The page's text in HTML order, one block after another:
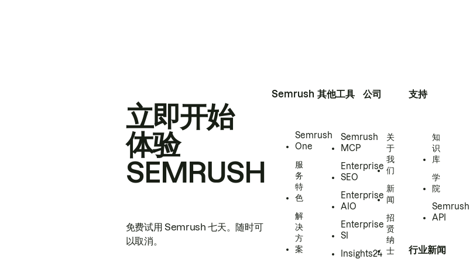
立即开始
体验
SEMRUSH
免费试用 Semrush 七天。随时可
以取消。
Semrush
Semrush
One
服
务
特
色
解
决
方
案
其他工具
Semrush
MCP
Enterprise
SEO
Enterprise
AIO
Enterprise
SI
Insights24
公司
关
于
我
们
新
闻
招
贤
纳
士
支持
知
识
库
学
院
Semrush
API
行业新闻